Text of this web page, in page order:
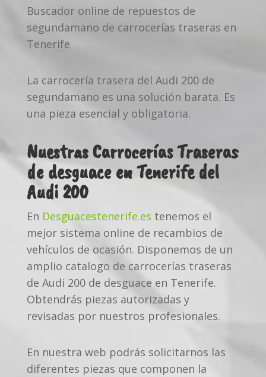
Buscador online de repuestos de
segundamano de carrocerías traseras en
Tenerife
La carrocería trasera del Audi 200 de
segundamano es una solución barata. Es
una pieza esencial y obligatoria.
Nuestras Carrocerías Traseras
de desguace en Tenerife del
Audi 200
En Desguacestenerife.es tenemos el
mejor sistema online de recambios de
vehículos de ocasión. Disponemos de un
amplio catalogo de carrocerías traseras
de Audi 200 de desguace en Tenerife.
Obtendrás piezas autorizadas y
revisadas por nuestros profesionales.
En nuestra web podrás solicitarnos las
diferentes piezas que componen la